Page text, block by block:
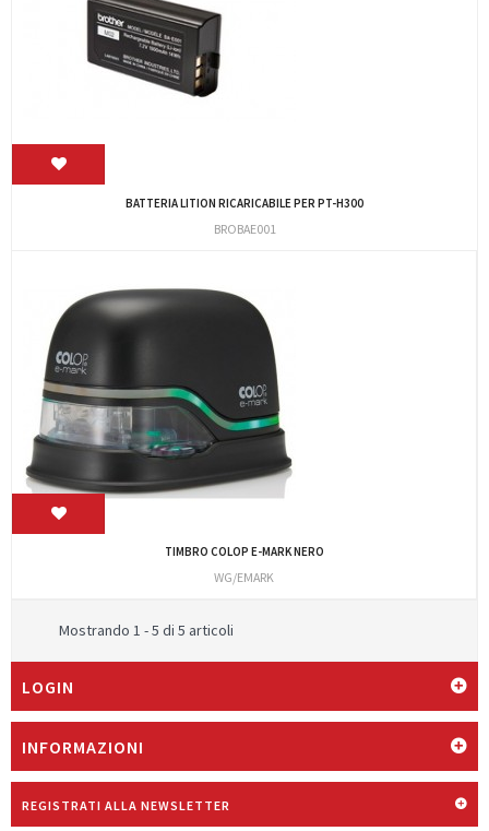
BATTERIA LITION RICARICABILE PER PT-H300
BROBAE001
TIMBRO COLOP E-MARK NERO
WG/EMARK
Mostrando 1 - 5 di 5 articoli
LOGIN
INFORMAZIONI
REGISTRATI ALLA NEWSLETTER